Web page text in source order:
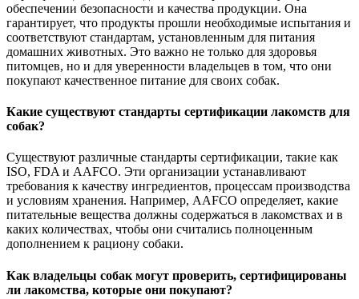
обеспечении безопасности и качества продукции. Она
гарантирует, что продукты прошли необходимые испытания и
соответствуют стандартам, установленным для питания
домашних животных. Это важно не только для здоровья
питомцев, но и для уверенности владельцев в том, что они
покупают качественное питание для своих собак.
Какие существуют стандарты сертификации лакомств для
собак?
Существуют различные стандарты сертификации, такие как
ISO, FDA и AAFCO. Эти организации устанавливают
требования к качеству ингредиентов, процессам производства
и условиям хранения. Например, AAFCO определяет, какие
питательные вещества должны содержаться в лакомствах и в
каких количествах, чтобы они считались полноценным
дополнением к рациону собаки.
Как владельцы собак могут проверить, сертифицированы
ли лакомства, которые они покупают?